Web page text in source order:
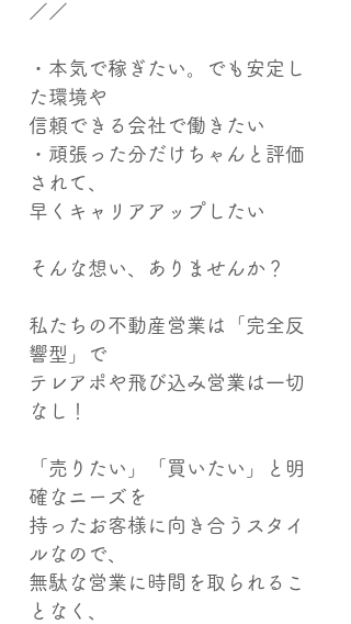
／／
・本気で稼ぎたい。でも安定し
た環境や
信頼できる会社で働きたい
・頑張った分だけちゃんと評価
されて、
早くキャリアアップしたい
そんな想い、ありませんか？
私たちの不動産営業は「完全反
響型」で
テレアポや飛び込み営業は一切
なし！
「売りたい」「買いたい」と明
確なニーズを
持ったお客様に向き合うスタイ
ルなので、
無駄な営業に時間を取られるこ
となく、